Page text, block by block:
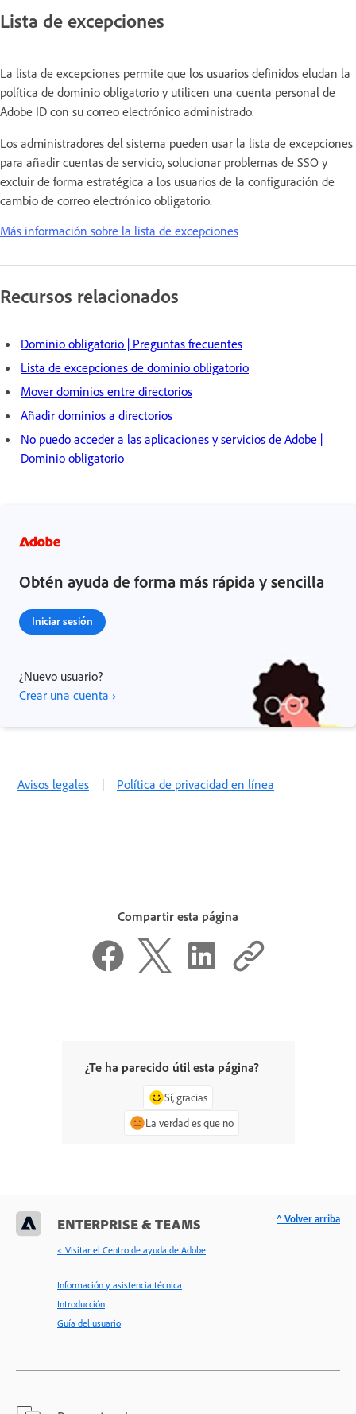
Lista de excepciones
La lista de excepciones permite que los usuarios definidos eludan la
política de dominio obligatorio y utilicen una cuenta personal de
Adobe ID con su correo electrónico administrado.
Los administradores del sistema pueden usar la lista de excepciones
para añadir cuentas de servicio, solucionar problemas de SSO y
excluir de forma estratégica a los usuarios de la configuración de
cambio de correo electrónico obligatorio.
Más información sobre la lista de excepciones
Recursos relacionados
Dominio obligatorio | Preguntas frecuentes
Lista de excepciones de dominio obligatorio
Mover dominios entre directorios
Añadir dominios a directorios
No puedo acceder a las aplicaciones y servicios de Adobe |
Dominio obligatorio
Obtén ayuda de forma más rápida y sencilla
Iniciar sesión
¿Nuevo usuario?
Crear una cuenta ›
Avisos legales | Política de privacidad en línea
Compartir esta página
¿Te ha parecido útil esta página?
Sí, gracias
La verdad es que no
ENTERPRISE & TEAMS
< Visitar el Centro de ayuda de Adobe
Información y asistencia técnica
Introducción
Guía del usuario
^ Volver arriba